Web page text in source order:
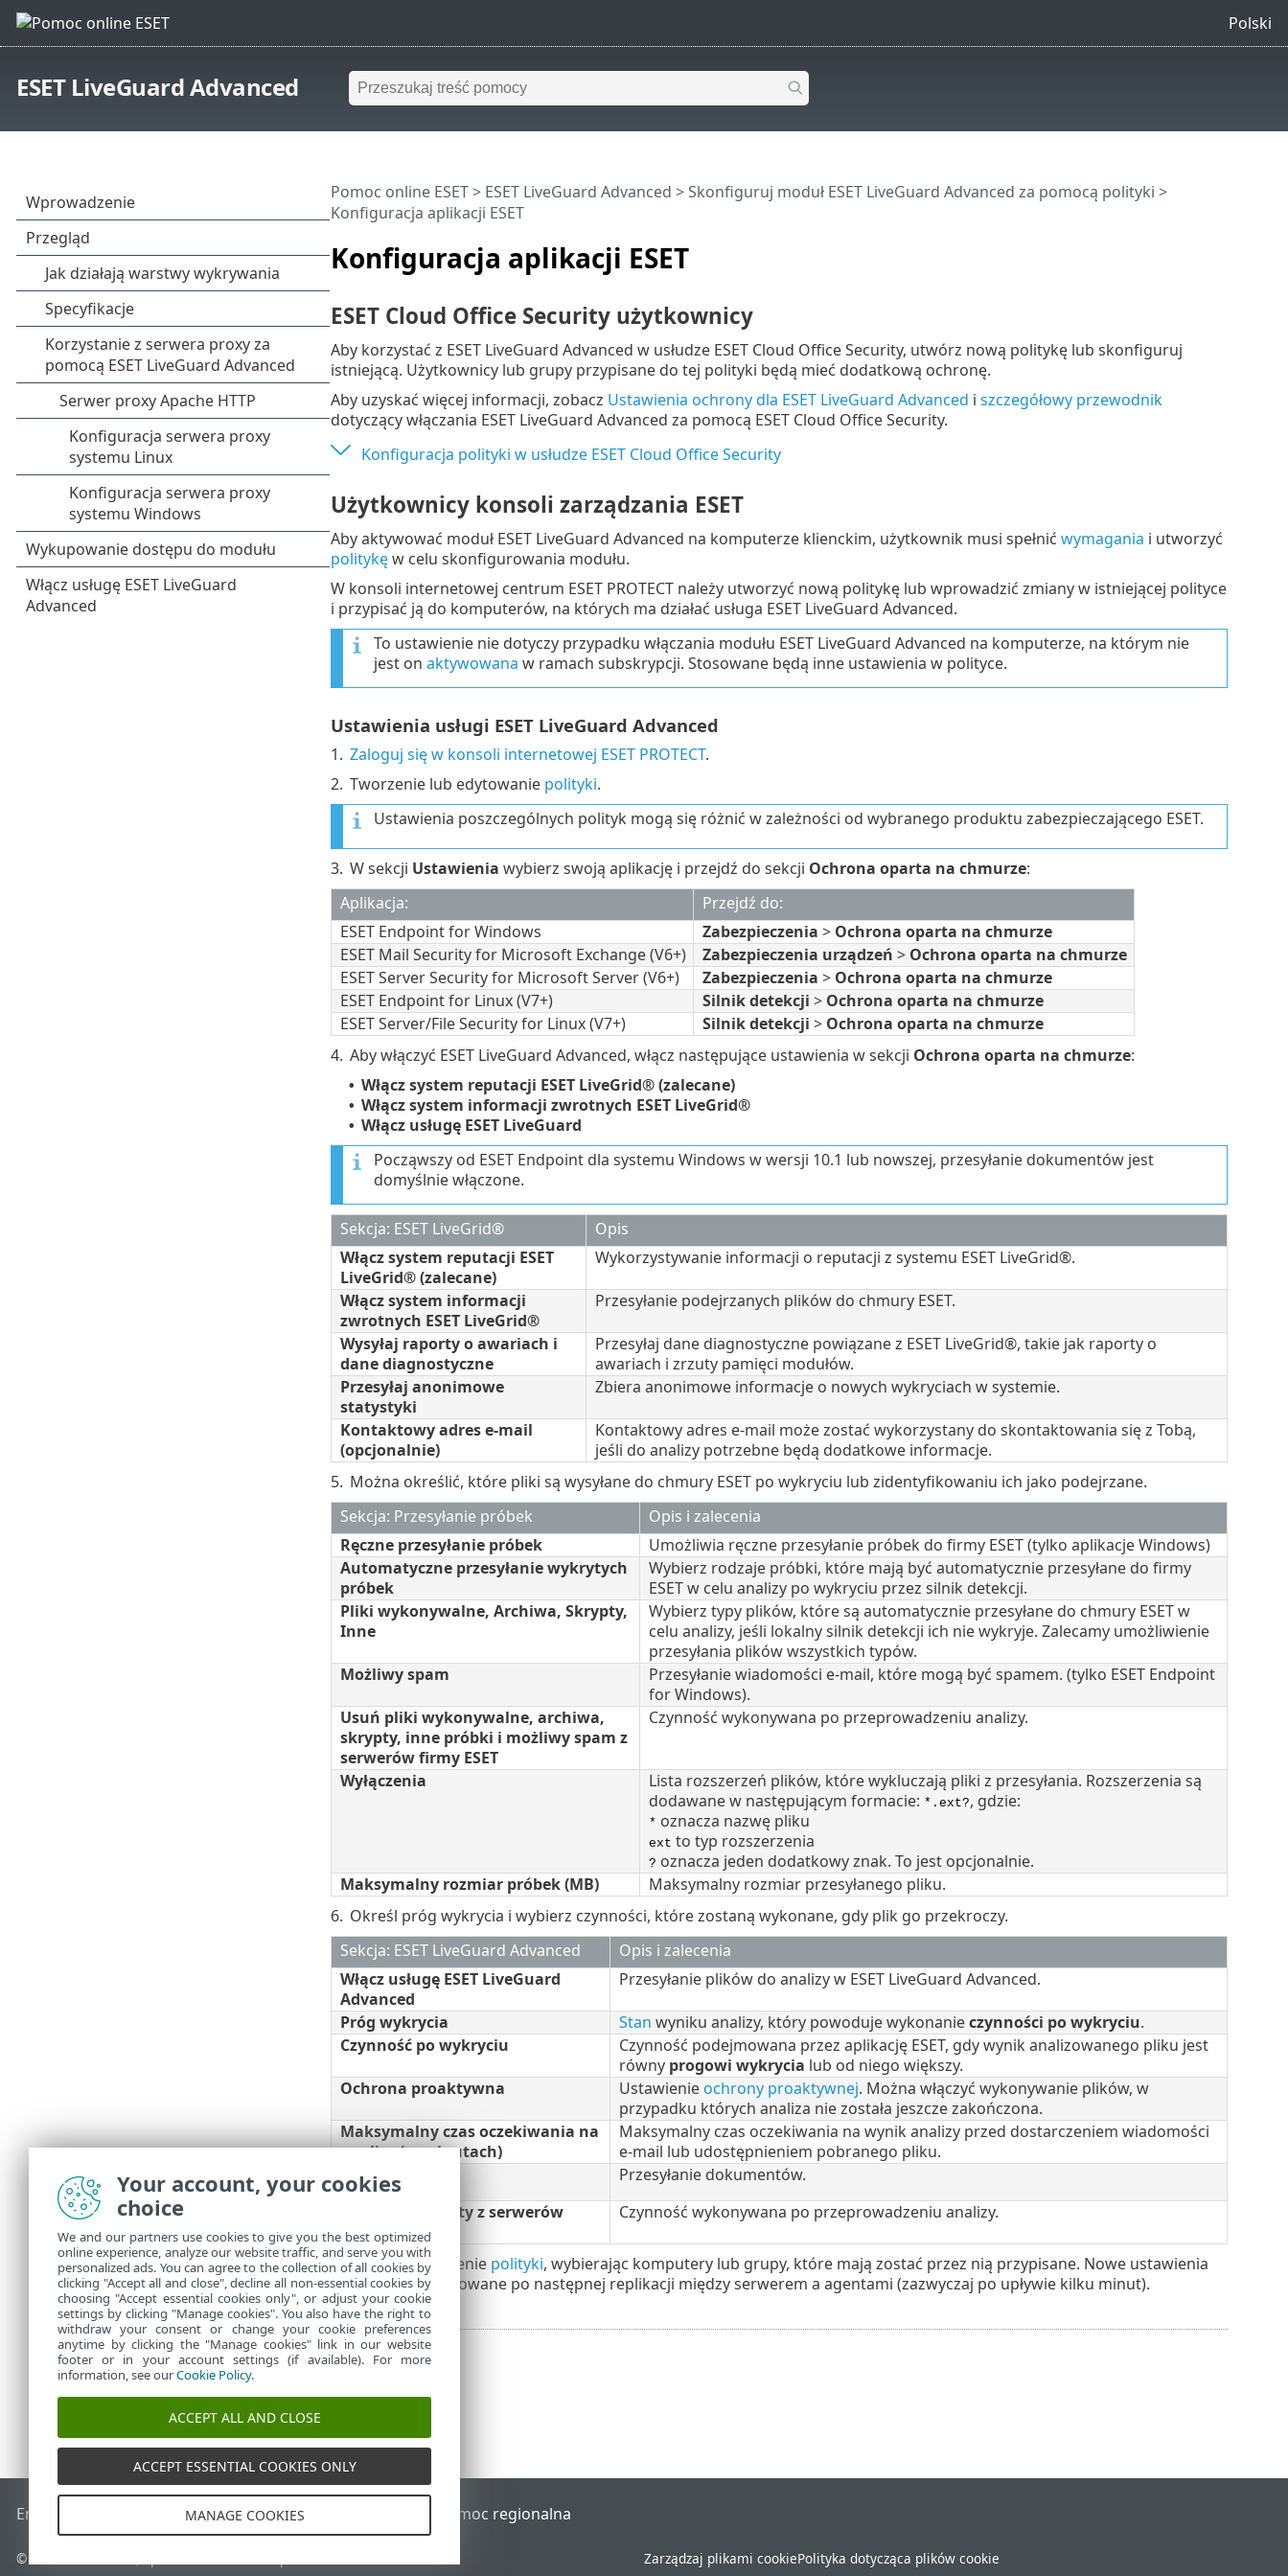
Polski
ESET LiveGuard Advanced
Konfiguracja aplikacji ESET
Pomoc online ESET> ESET LiveGuard Advanced >Skonfiguruj moduł ESET LiveGuard Advanced za pomocą polityki >
Konfiguracja aplikacji ESET
ESET Cloud Office Security użytkownicy
Aby korzystać z ESET LiveGuard Advanced w usłudze ESET Cloud Office Security, utwórz nową politykę lub skonfiguruj
istniejącą. Użytkownicy lub grupy przypisane do tej polityki będą mieć dodatkową ochronę.
Aby uzyskać więcej informacji, zobacz Ustawienia ochrony dla ESET LiveGuard Advanced i szczegółowy przewodnik
dotyczący włączania ESET LiveGuard Advanced za pomocą ESET Cloud Office Security.
Konfiguracja polityki w usłudze ESET Cloud Office Security
Użytkownicy konsoli zarządzania ESET
Aby aktywować moduł ESET LiveGuard Advanced na komputerze klienckim, użytkownik musi spełnić wymagania i utworzyć
politykęw celu skonfigurowania modułu.
W konsoli internetowej centrum ESET PROTECT należy utworzyć nową politykę lub wprowadzić zmiany w istniejącej polityce
i przypisać ją do komputerów, na których ma działać usługa ESET LiveGuard Advanced.
To ustawienie nie dotyczy przypadku włączania modułu ESET LiveGuard Advanced na komputerze, na którym nie
jest on aktywowana w ramach subskrypcji. Stosowane będą inne ustawienia w polityce.
Ustawienia usługi ESET LiveGuard Advanced
1. Zaloguj się w konsoli internetowej ESET PROTECT.
2. Tworzenie lub edytowanie polityki.
Ustawienia poszczególnych polityk mogą się różnić w zależności od wybranego produktu zabezpieczającego ESET.
3. W sekcji Ustawienia wybierz swoją aplikację i przejdź do sekcji Ochrona oparta na chmurze:
Aplikacja:
Przejdź do:
ESET Endpoint for Windows
Zabezpieczenia > Ochrona oparta na chmurze
ESET Mail Security for Microsoft Exchange (V6+)
Zabezpieczenia urządzeń > Ochrona oparta na chmurze
ESET Server Security for Microsoft Server (V6+)
Zabezpieczenia > Ochrona oparta na chmurze
ESET Endpoint for Linux (V7+)
Silnik detekcji > Ochrona oparta na chmurze
ESET Server/File Security for Linux (V7+)
Silnik detekcji > Ochrona oparta na chmurze
4. Aby włączyć ESET LiveGuard Advanced, włącz następujące ustawienia w sekcji Ochrona oparta na chmurze:
• Włącz system reputacji ESET LiveGrid® (zalecane)
• Włącz system informacji zwrotnych ESET LiveGrid®
• Włącz usługę ESET LiveGuard
Począwszy od ESET Endpoint dla systemu Windows w wersji 10.1 lub nowszej, przesyłanie dokumentów jest
domyślnie włączone.
Sekcja: ESET LiveGrid®
Opis
Włącz system reputacji ESET
LiveGrid® (zalecane)
Wykorzystywanie informacji o reputacji z systemu ESET LiveGrid®.
Włącz system informacji
zwrotnych ESET LiveGrid®
Przesyłanie podejrzanych plików do chmury ESET.
Wysyłaj raporty o awariach i
dane diagnostyczne
Przesyłaj dane diagnostyczne powiązane z ESET LiveGrid®, takie jak raporty o
awariach i zrzuty pamięci modułów.
Przesyłaj anonimowe
statystyki
Zbiera anonimowe informacje o nowych wykryciach w systemie.
Kontaktowy adres e-mail
(opcjonalnie)
Kontaktowy adres e-mail może zostać wykorzystany do skontaktowania się z Tobą,
jeśli do analizy potrzebne będą dodatkowe informacje.
5. Można określić, które pliki są wysyłane do chmury ESET po wykryciu lub zidentyfikowaniu ich jako podejrzane.
Sekcja: Przesyłanie próbek
Opis i zalecenia
Ręczne przesyłanie próbek
Umożliwia ręczne przesyłanie próbek do firmy ESET (tylko aplikacje Windows)
Automatyczne przesyłanie wykrytych
próbek
Wybierz rodzaje próbki, które mają być automatycznie przesyłane do firmy
ESET w celu analizy po wykryciu przez silnik detekcji.
Pliki wykonywalne, Archiwa, Skrypty,
Inne
Wybierz typy plików, które są automatycznie przesyłane do chmury ESET w
celu analizy, jeśli lokalny silnik detekcji ich nie wykryje. Zalecamy umożliwienie
przesyłania plików wszystkich typów.
Możliwy spam
Przesyłanie wiadomości e-mail, które mogą być spamem. (tylko ESET Endpoint
for Windows).
Usuń pliki wykonywalne, archiwa,
skrypty, inne próbki i możliwy spam z
serwerów firmy ESET
Czynność wykonywana po przeprowadzeniu analizy.
Wyłączenia
Lista rozszerzeń plików, które wykluczają pliki z przesyłania. Rozszerzenia są
dodawane w następującym formacie: *.ext?, gdzie:
* oznacza nazwę pliku
ext to typ rozszerzenia
? oznacza jeden dodatkowy znak. To jest opcjonalnie.
Maksymalny rozmiar próbek (MB)
Maksymalny rozmiar przesyłanego pliku.
6. Określ próg wykrycia i wybierz czynności, które zostaną wykonane, gdy plik go przekroczy.
Sekcja: ESET LiveGuard Advanced
Opis i zalecenia
Włącz usługę ESET LiveGuard
Advanced
Przesyłanie plików do analizy w ESET LiveGuard Advanced.
Próg wykrycia Stan wyniku analizy, który powoduje wykonanieczynności po wykryciu.
Czynność po wykryciu
Czynność podejmowana przez aplikację ESET, gdy wynik analizowanego pliku jest
równy progowi wykrycia lub od niego większy.
Ochrona proaktywna
Ustawienie ochrony proaktywnej. Można włączyć wykonywanie plików, w
przypadku których analiza nie została jeszcze zakończona.
Maksymalny czas oczekiwania na
analizę (w minutach)
Maksymalny czas oczekiwania na wynik analizy przed dostarczeniem wiadomości
e-mail lub udostępnieniem pobranego pliku.
Dokumenty
Przesyłanie dokumentów.
Usuń dokumenty z serwerów
firmy ESET
Czynność wykonywana po przeprowadzeniu analizy.
7. Zakończ tworzenie polityki, wybierając komputery lub grupy, które mają zostać przez nią przypisane. Nowe ustawienia
zostaną zastosowane po następnej replikacji między serwerem a agentami (zazwyczaj po upływie kilku minut).
End of Life Baza wiedzy ESETForum ESET Pomoc regionalna
© 1992 - 2026 ESET, spol. s r.o. – Wszelkie prawa zastrzeżone. Zarządzaj plikami cookiePolityka dotycząca plików cookie
Your account, your cookies
choice
We and our partners use cookies to give you the best optimized
online experience, analyze our website traffic, and serve you with
personalized ads. You can agree to the collection of all cookies by
clicking "Accept all and close", decline all non-essential cookies by
choosing "Accept essential cookies only", or adjust your cookie
settings by clicking "Manage cookies". You also have the right to
withdraw your consent or change your cookie preferences
anytime by clicking the "Manage cookies" link in our website
footer or in your account settings (if available). For more
information, see ourCookie Policy.
ACCEPT ALL AND CLOSE
ACCEPT ESSENTIAL COOKIES ONLY
MANAGE COOKIES